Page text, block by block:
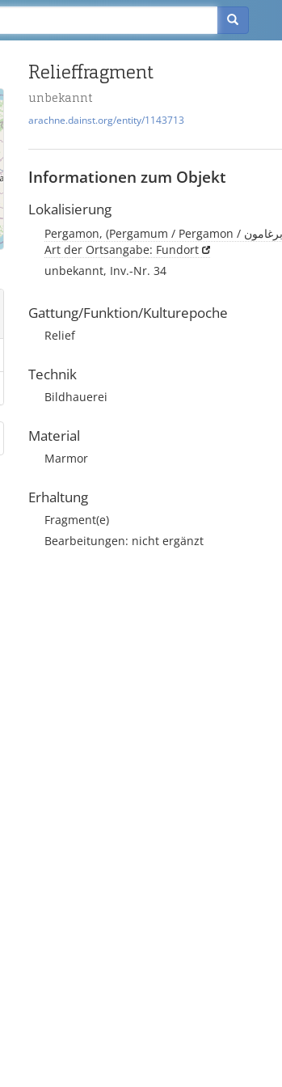
Relieffragment
unbekannt
arachne.dainst.org/entity/1143713
Informationen zum Objekt
Lokalisierung
Art der Ortsangabe: Fundort
unbekannt, Inv.-Nr. 34
Gattung/Funktion/Kulturepoche
Relief
Technik
Bildhauerei
Material
Marmor
Erhaltung
Fragment(e)
Bearbeitungen: nicht ergänzt